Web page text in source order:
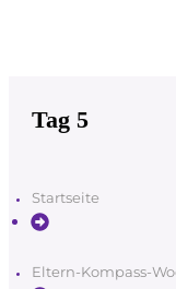
Tag 5
Startseite
Eltern-Kompass-